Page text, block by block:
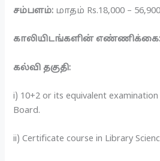
சம்பளம்: மாதம் Rs.18,000 –
காலியிடங்களின் எண்ணிக்கை:
கல்வி தகுதி:
i) 10+2 or its equivalent
Board.
ii) Certificate course in Library